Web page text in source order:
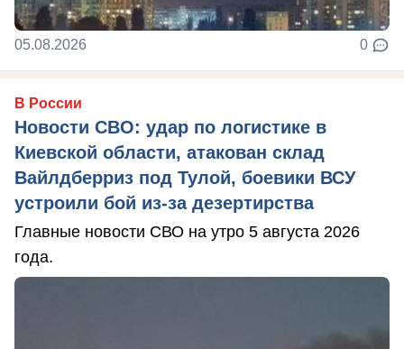
05.08.2026 0
В России
Новости СВО: удар по логистике в
Киевской области, атакован склад
Вайлдберриз под Тулой, боевики ВСУ
устроили бой из-за дезертирства
Главные новости СВО на утро 5 августа 2026
года.